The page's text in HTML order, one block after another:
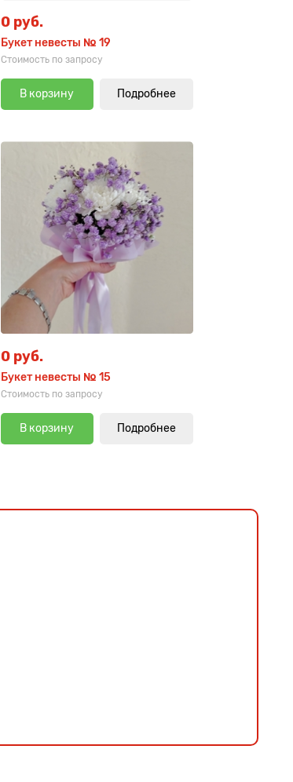
0 руб.
Букет невесты № 19
Стоимость по запросу
В корзину Подробнее
0 руб.
Букет невесты № 15
Стоимость по запросу
В корзину Подробнее